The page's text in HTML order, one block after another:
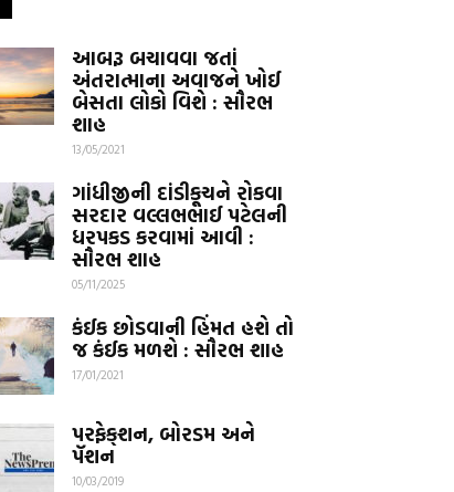
આબરૂ બચાવવા જતાં
અંતરાત્માના અવાજને ખોઈ
બેસતા લોકો વિશે : સૌરભ
શાહ
13/05/2021
ગાંધીજીની દાંડીકૂચને રોકવા
સરદાર વલ્લભભાઈ પટેલની
ધરપકડ કરવામાં આવી :
સૌરભ શાહ
05/11/2025
કંઈક છોડવાની હિંમત હશે તો
જ કંઈક મળશે : સૌરભ શાહ
17/01/2021
પરફેક્‌શન, બોરડમ અને
પૅશન
10/03/2019